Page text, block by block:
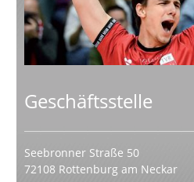
Geschäftsstelle
Seebronner Straße 50
72108 Rottenburg am Neckar